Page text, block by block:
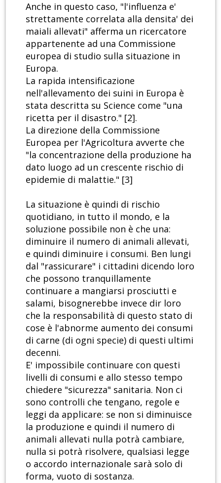
Anche in questo caso, "l'influenza e'
strettamente correlata alla densita' dei
maiali allevati" afferma un ricercatore
appartenente ad una Commissione
europea di studio sulla situazione in
Europa.
La rapida intensificazione
nell'allevamento dei suini in Europa è
stata descritta su Science come "una
ricetta per il disastro." [2].
La direzione della Commissione
Europea per l'Agricoltura avverte che
"la concentrazione della produzione ha
dato luogo ad un crescente rischio di
epidemie di malattie." [3]
La situazione è quindi di rischio
quotidiano, in tutto il mondo, e la
soluzione possibile non è che una:
diminuire il numero di animali allevati,
e quindi diminuire i consumi. Ben lungi
dal "rassicurare" i cittadini dicendo loro
che possono tranquillamente
continuare a mangiarsi prosciutti e
salami, bisognerebbe invece dir loro
che la responsabilità di questo stato di
cose è l'abnorme aumento dei consumi
di carne (di ogni specie) di questi ultimi
decenni.
E' impossibile continuare con questi
livelli di consumi e allo stesso tempo
chiedere "sicurezza" sanitaria. Non ci
sono controlli che tengano, regole e
leggi da applicare: se non si diminuisce
la produzione e quindi il numero di
animali allevati nulla potrà cambiare,
nulla si potrà risolvere, qualsiasi legge
o accordo internazionale sarà solo di
forma, vuoto di sostanza.